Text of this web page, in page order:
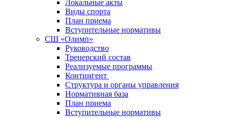
Локальные акты
Виды спорта
План приема
Вступительные нормативы
СШ «Олимп»
Руководство
Тренерский состав
Реализуемые программы
Контингент
Структура и органы управления
Нормативная база
План приема
Вступительные нормативы